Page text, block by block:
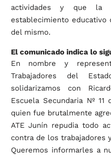
actividades y que la
establecimiento educativo
del mismo.
El comunicado indica lo
En nombre y
Trabajadores del
solidarizamos con
Escuela Secundaria Nº
quien fue brutalmente
ATE Junín repudia todo
contra de los trabajadores
Queremos informarles a